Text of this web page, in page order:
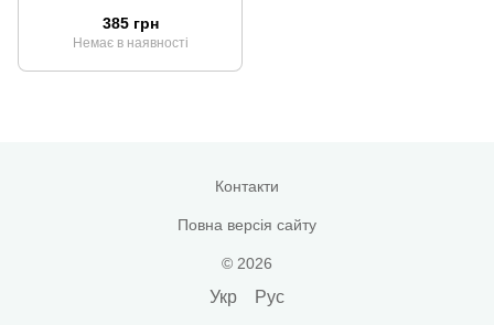
385 грн
Немає в наявності
Контакти
Повна версія сайту
© 2026
Укр Рус